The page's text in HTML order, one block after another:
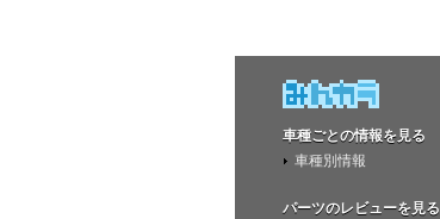
車種ごとの情報を見る
車種別情報
パーツのレビューを見る